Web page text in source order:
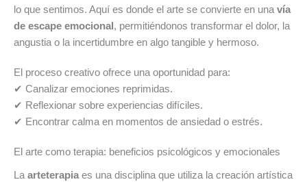
lo que sentimos. Aquí es donde el arte se convierte en una vía
de escape emocional , permitiéndonos transformar el dolor, la
angustia o la incertidumbre en algo tangible y hermoso.
El proceso creativo ofrece una oportunidad para:
✔ Canalizar emociones reprimidas.
✔ Reflexionar sobre experiencias difíciles.
✔ Encontrar calma en momentos de ansiedad o estrés.
El arte como terapia: beneficios psicológicos y emocionales
Laarteterapiaes una disciplina que utiliza la creación artística